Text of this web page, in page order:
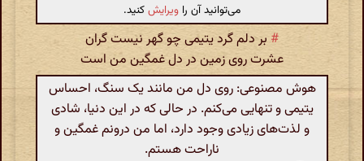
می‌توانید آن را ویرایشکنید.
# بر دلم گرد یتیمی چو گهر نیست گران
عشرت روی زمین در دل غمگین من است
هوش مصنوعی: روی دل من مانند یک سنگ، احساس
یتیمی و تنهایی می‌کنم. در حالی که در این دنیا، شادی
و لذت‌های زیادی وجود دارد، اما من درونم غمگین و
ناراحت هستم.